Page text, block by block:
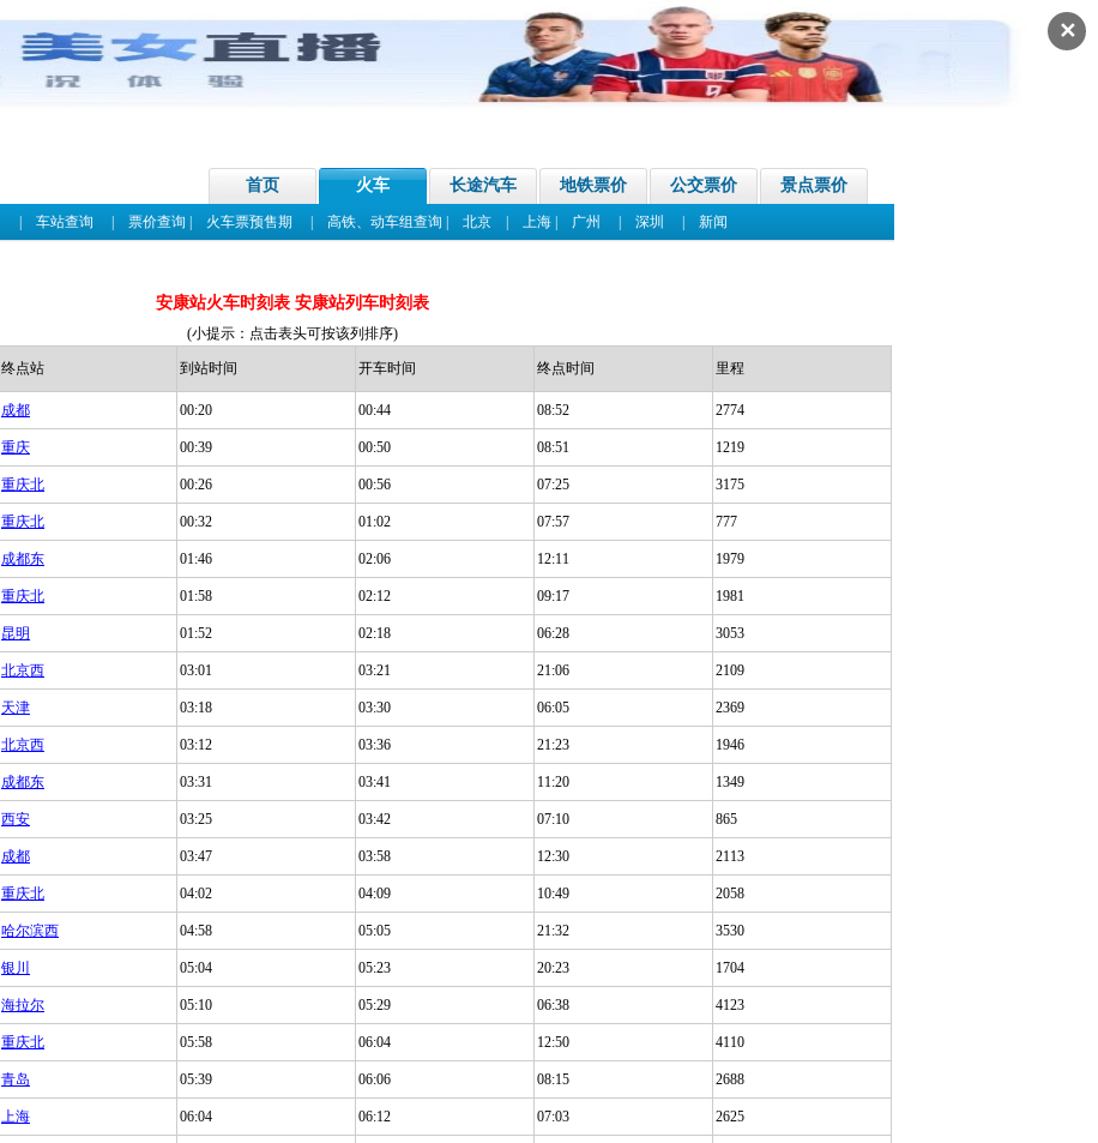
✕
首页 火车 长途汽车 地铁票价 公交票价 景点票价
车站查询 票价查询 火车票预售期 高铁、动车组查询 北京| 上海| 广州 深圳 新闻
安康站火车时刻表 安康站列车时刻表
(小提示：点击表头可按该列排序)
终点站 到站时间 开车时间 终点时间 里程
成都 00:20 00:44 08:52 2774
重庆 00:39 00:50 08:51 1219
重庆北 00:26 00:56 07:25 3175
重庆北 00:32 01:02 07:57 777
成都东 01:46 02:06 12:11 1979
重庆北 01:58 02:12 09:17 1981
昆明 01:52 02:18 06:28 3053
北京西 03:01 03:21 21:06 2109
天津 03:18 03:30 06:05 2369
北京西 03:12 03:36 21:23 1946
成都东 03:31 03:41 11:20 1349
西安 03:25 03:42 07:10 865
成都 03:47 03:58 12:30 2113
重庆北 04:02 04:09 10:49 2058
哈尔滨西 04:58 05:05 21:32 3530
银川 05:04 05:23 20:23 1704
海拉尔 05:10 05:29 06:38 4123
重庆北 05:58 06:04 12:50 4110
青岛 05:39 06:06 08:15 2688
上海 06:04 06:12 07:03 2625